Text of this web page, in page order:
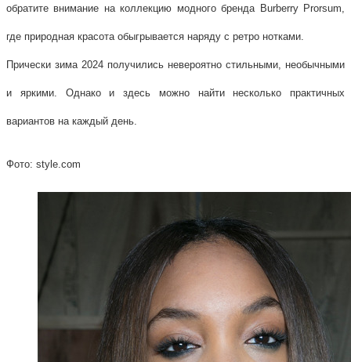
обратите внимание на коллекцию модного бренда Burberry Prorsum,
где природная красота обыгрывается наряду с ретро нотками.
Прически зима 2024 получились невероятно стильными, необычными
и яркими. Однако и здесь можно найти несколько практичных
вариантов на каждый день.
Фото: style.com